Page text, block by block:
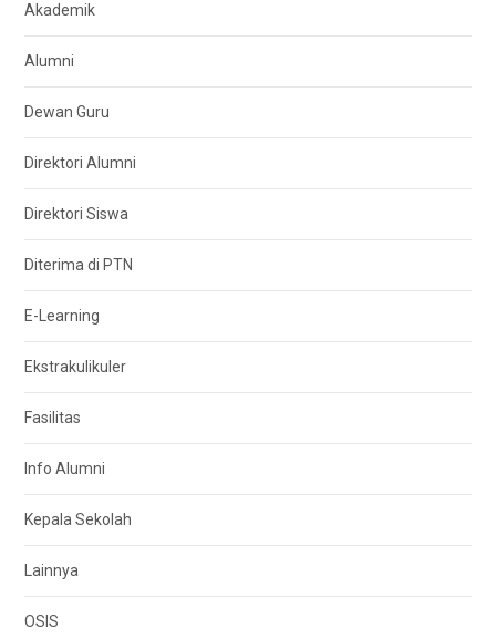
Akademik
Alumni
Dewan Guru
Direktori Alumni
Direktori Siswa
Diterima di PTN
E-Learning
Ekstrakulikuler
Fasilitas
Info Alumni
Kepala Sekolah
Lainnya
OSIS